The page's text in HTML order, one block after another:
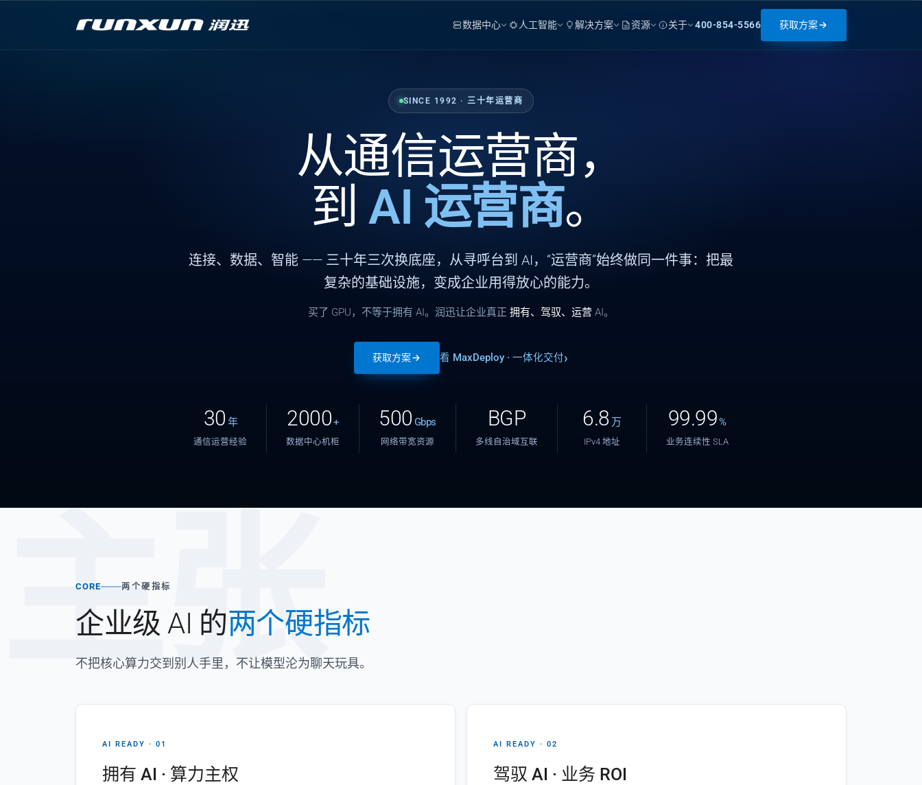
数据中心 人工智能 解决方案 资源 关于 400-854-5566 获取方案
SINCE 1992 · 三十年运营商
从通信运营商，
到 AI 运营商。
连接、 数据、 智能 —— 三十年三次换底座，从寻呼台到 AI，“运营商”始终做同一件事：把最
复杂的基础设施，变成企业用得放心的能力。
买了 GPU，不等于拥有 AI。润迅让企业真正 拥有、驾驭、运营 AI。
获取方案 看 MaxDeploy · 一体化交付
30 年
通信运营经验
2000+
数据中心机柜
500 Gbps
网络带宽资源
BGP
多线自治域互联
6.8 万
IPv4 地址
99.99%
业务连续性 SLA
主张
CORE 两个硬指标
企业级 AI 的两个硬指标
不把核心算力交到别人手里，不让模型沦为聊天玩具。
AI READY · 01
拥有 AI · 算力主权
AI READY · 02
驾驭 AI · 业务 ROI